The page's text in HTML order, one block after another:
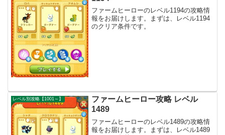
ファームヒーローのレベル1194の攻略情
報をお届けします。まずは、レベル1194
のクリア条件です。
レベル別攻略【1001～】
ファームヒーロー攻略 レベル
1489
ファームヒーローのレベル1489の攻略情
報をお届けします。まずは、レベル1489